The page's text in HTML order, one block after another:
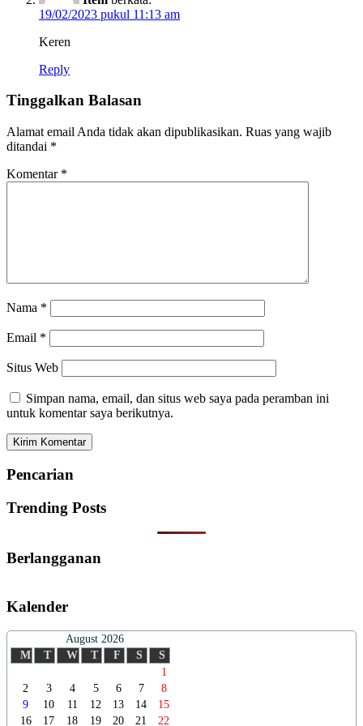
19/02/2023 pukul 11:13 am
Keren
Reply
Tinggalkan Balasan
Alamat email Anda tidak akan dipublikasikan. Ruas yang wajib
ditandai *
Komentar *
Nama *
Email *
Situs Web
Simpan nama, email, dan situs web saya pada peramban ini
untuk komentar saya berikutnya.
Pencarian
Trending Posts
Berlangganan
Kalender
August 2026
M
T W T F S
S
1
2
3 4 5 6 7
8
9
10 11 12 13 14
15
16
17 18 19 20 21 22